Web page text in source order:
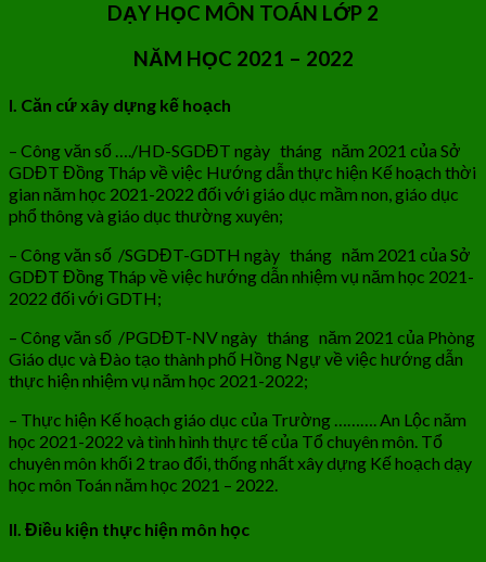
DẠY HỌC MÔN TOÁN LỚP 2
NĂM HỌC 2021 – 2022
I. Căn cứ xây dựng kế hoạch
– Công văn số …./HD-SGDĐT ngày tháng năm 2021 của Sở
GDĐT Đồng Tháp về việc Hướng dẫn thực hiện Kế hoạch thời
gian năm học 2021-2022 đối với giáo dục mầm non, giáo dục
phổ thông và giáo dục thường xuyên;
– Công văn số /SGDĐT-GDTH ngày tháng năm 2021 của Sở
GDĐT Đồng Tháp về việc hướng dẫn nhiệm vụ năm học 2021-
2022 đối với GDTH;
– Công văn số /PGDĐT-NV ngày tháng năm 2021 của Phòng
Giáo dục và Đào tạo thành phố Hồng Ngự về việc hướng dẫn
thực hiện nhiệm vụ năm học 2021-2022;
– Thực hiện Kế hoạch giáo dục của Trường ………. An Lộc năm
học 2021-2022 và tình hình thực tế của Tổ chuyên môn. Tổ
chuyên môn khối 2 trao đổi, thống nhất xây dựng Kế hoạch dạy
học môn Toán năm học 2021 – 2022.
II. Điều kiện thực hiện môn học